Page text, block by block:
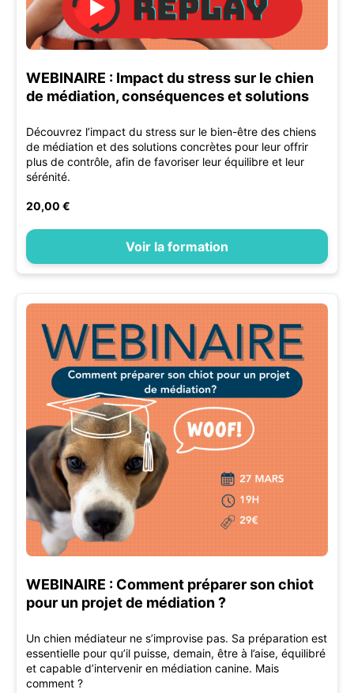
WEBINAIRE : Impact du stress sur le chien
de médiation, conséquences et solutions
Découvrez l’impact du stress sur le bien-être des chiens
de médiation et des solutions concrètes pour leur offrir
plus de contrôle, afin de favoriser leur équilibre et leur
sérénité.
20,00 €
Voir la formation
WEBINAIRE : Comment préparer son chiot
pour un projet de médiation ?
Un chien médiateur ne s’improvise pas. Sa préparation est
essentielle pour qu’il puisse, demain, être à l’aise, équilibré
et capable d’intervenir en médiation canine. Mais
comment ?